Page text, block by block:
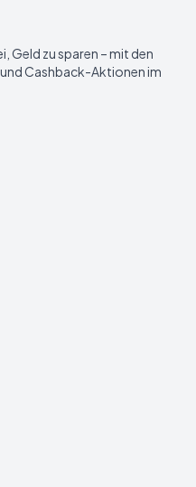
Geld zu sparen – mit den
Cashback-Aktionen im